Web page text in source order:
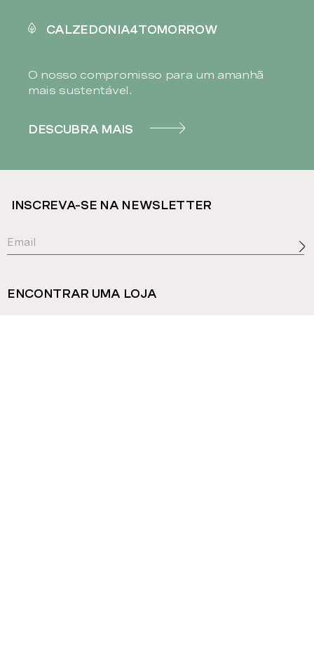
CALZEDONIA4TOMORROW
O nosso compromisso para um amanhã
mais sustentável.
DESCUBRA MAIS
INSCREVA-SE NA NEWSLETTER
ENCONTRAR UMA LOJA